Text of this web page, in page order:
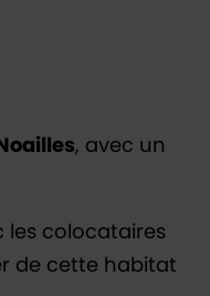
, avec un
les colocataires
de cette habitat